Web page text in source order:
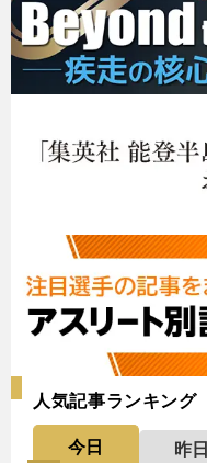
人気記事ランキング
今日 昨日